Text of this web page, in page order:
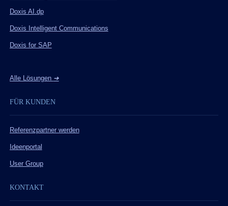
Doxis AI.dp
Doxis Intelligent Communications
Doxis for SAP
Alle Lösungen ➔
FÜR KUNDEN
Referenzpartner werden
Ideenportal
User Group
KONTAKT